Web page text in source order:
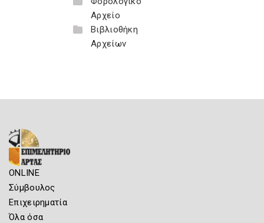
Αρχείο
Βιβλιοθήκη
Αρχείων
ONLINE
Σύμβουλος
Επιχειρηματία
Όλα όσα